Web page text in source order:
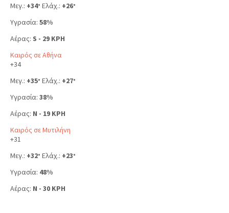
Μεγ.: +34° Ελάχ.: +26°
Υγρασία: 58%
Αέρας: S - 29 KPH
Καιρός σε Αθήνα
+34
Μεγ.: +35° Ελάχ.: +27°
Υγρασία: 38%
Αέρας: N - 19 KPH
Καιρός σε Μυτιλήνη
+31
Μεγ.: +32° Ελάχ.: +23°
Υγρασία: 48%
Αέρας: N - 30 KPH